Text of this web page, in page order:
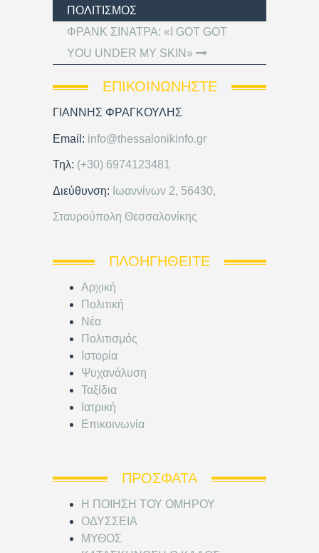
ΠΟΛΙΤΙΣΜΌΣ
ΦΡΑΝΚ ΣΙΝΑΤΡΑ: «I GOT GOT
YOU UNDER MY SKIN»
ΕΠΙΚΟΙΝΩΝΉΣΤΕ
ΓΙΑΝΝΗΣ ΦΡΑΓΚΟΥΛΗΣ
Email: info@thessalonikinfo.gr
Τηλ: (+30) 6974123481
Διεύθυνση: Ιωαννίνων 2, 56430,
Σταυρούπολη Θεσσαλονίκης
ΠΛΟΗΓΗΘΕΊΤΕ
Αρχική
Πολιτική
Νέα
Πολιτισμός
Ιστορία
Ψυχανάλυση
Ταξίδια
Ιατρική
Επικοινωνία
ΠΡΌΣΦΑΤΑ
Η ΠΟΙΗΣΗ ΤΟΥ ΟΜΗΡΟΥ
ΟΔΥΣΣΕΙΑ
ΜΥΘΟΣ